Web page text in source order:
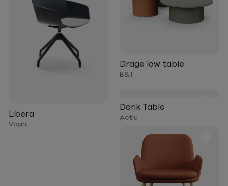
Drage low table
B&T
Libera
Vaghi
Dorik Table
Actiu
+